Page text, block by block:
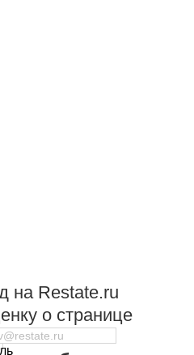
на Restate.ru
о странице